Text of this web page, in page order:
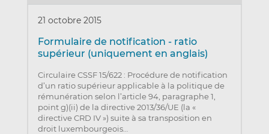
21 octobre 2015
Formulaire de notification - ratio
supérieur (uniquement en anglais)
Circulaire CSSF 15/622 : Procédure de notification
d’un ratio supérieur applicable à la politique de
rémunération selon l’article 94, paragraphe 1,
point g)(ii) de la directive 2013/36/UE (la «
directive CRD IV ») suite à sa transposition en
droit luxembourgeois…